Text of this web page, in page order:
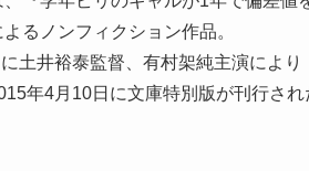
よるノンフィクション作品。
に土井裕泰監督、有村架純主演によ
年4月10日に文庫特別版が刊行され